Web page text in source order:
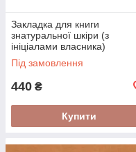
Закладка для книги
знатуральної шкіри (з
ініціалами власника)
Під замовлення
440 ₴
Купити